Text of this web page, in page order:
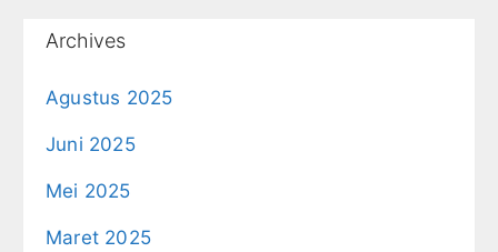
Archives
Agustus 2025
Juni 2025
Mei 2025
Maret 2025